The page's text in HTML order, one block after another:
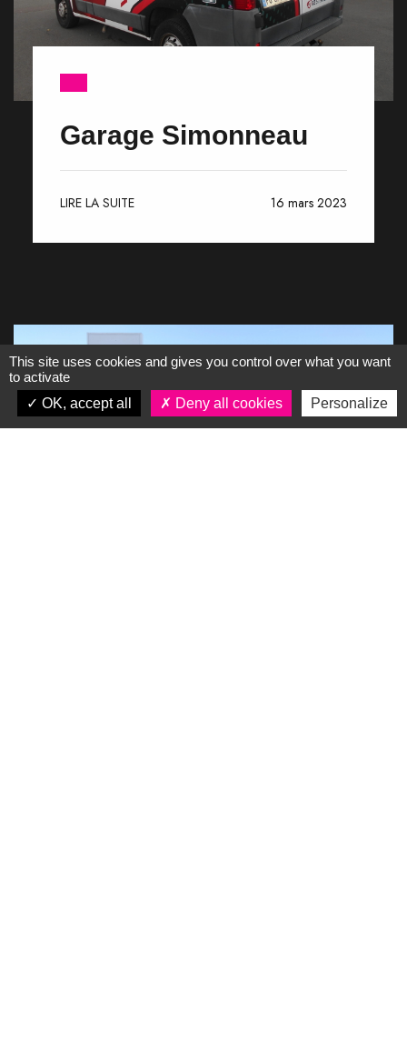
Garage Simonneau
LIRE LA SUITE 16 mars 2023
This site uses cookies and gives you control over what you want
to activate
OK, accept all
Deny all cookies Personalize